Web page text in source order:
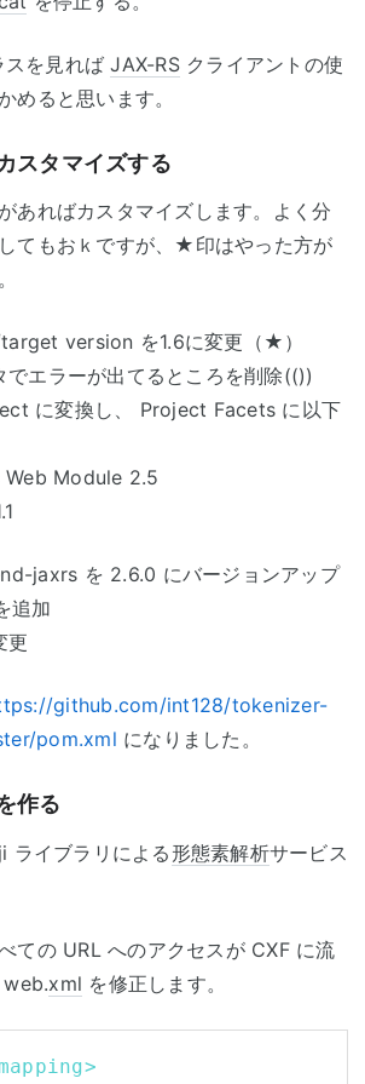
スを見ればJAX-RSクライアントの使
めると思います。
スタマイズする
あればカスタマイズします。よく分
てもおｋですが、★印はやった方が
version を1.6に変更（★）
でエラーが出てるところを削除(())
に変換し、 Project Facets に以下
Module 2.5
jaxrs を 2.6.0 にバージョンアップ
追加
更
github.com/int128/tokenizer-
pom.xml になりました。
作る
ライブラリによる形態素解析サービス
ての URL へのアクセスが CXF に流
web.xml を修正します。